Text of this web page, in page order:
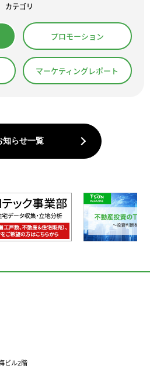
カテゴリ
プロモーション
マーケティングレポート
知らせ一覧
ビル2階